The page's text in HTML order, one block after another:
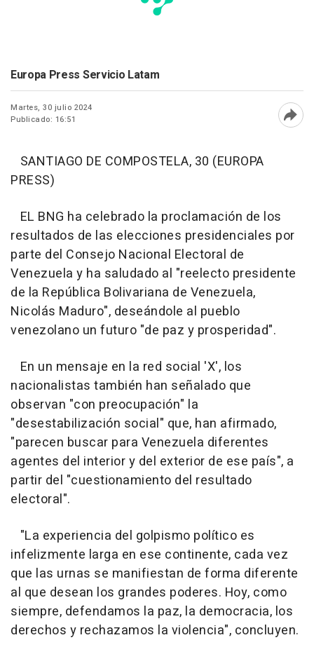
Europa Press Servicio Latam
Martes, 30 julio 2024
Publicado: 16:51
SANTIAGO DE COMPOSTELA, 30 (EUROPA
PRESS)
EL BNG ha celebrado la proclamación de los
resultados de las elecciones presidenciales por
parte del Consejo Nacional Electoral de
Venezuela y ha saludado al "reelecto presidente
de la República Bolivariana de Venezuela,
Nicolás Maduro", deseándole al pueblo
venezolano un futuro "de paz y prosperidad".
En un mensaje en la red social 'X', los
nacionalistas también han señalado que
observan "con preocupación" la
"desestabilización social" que, han afirmado,
"parecen buscar para Venezuela diferentes
agentes del interior y del exterior de ese país", a
partir del "cuestionamiento del resultado
electoral".
"La experiencia del golpismo político es
infelizmente larga en ese continente, cada vez
que las urnas se manifiestan de forma diferente
al que desean los grandes poderes. Hoy, como
siempre, defendamos la paz, la democracia, los
derechos y rechazamos la violencia", concluyen.